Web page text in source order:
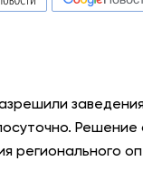
Решение
регионального